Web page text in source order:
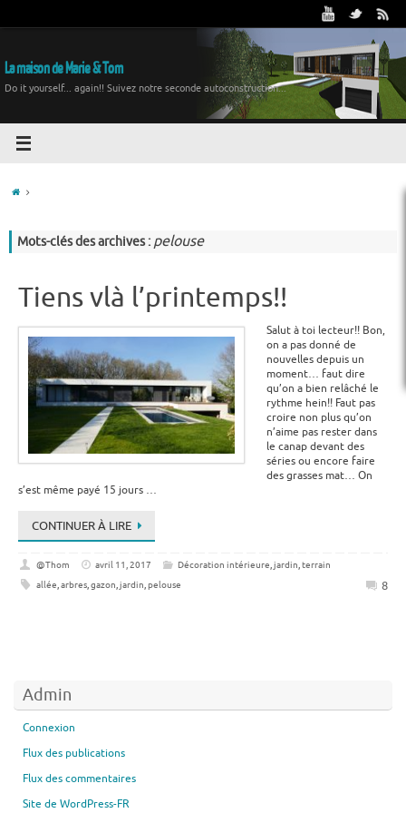
La maison de Marie & Tom
Do it yourself... again!! Suivez notre seconde autoconstruction...
Mots-clés des archives : pelouse
Tiens vlà l’printemps!!
Salut à toi lecteur!! Bon,
on a pas donné de
nouvelles depuis un
moment… faut dire
qu’on a bien relâché le
rythme hein!! Faut pas
croire non plus qu’on
n’aime pas rester dans
le canap devant des
séries ou encore faire
des grasses mat… On
s’est même payé 15 jours …
CONTINUER À LIRE
@Thom avril 11, 2017 Décoration intérieure,jardin,terrain
allée,arbres,gazon,jardin,pelouse 8
Admin
Connexion
Flux des publications
Flux des commentaires
Site de WordPress-FR